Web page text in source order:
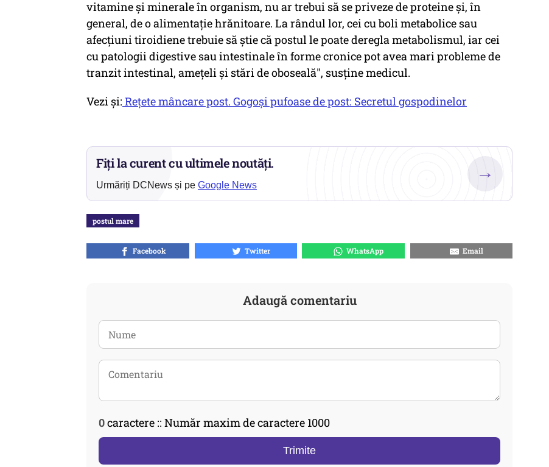
vitamine și minerale în organism, nu ar trebui să se priveze de proteine și, în
general, de o alimentație hrănitoare. La rândul lor, cei cu boli metabolice sau
afecțiuni tiroidiene trebuie să știe că postul le poate deregla metabolismul, iar cei
cu patologii digestive sau intestinale în forme cronice pot avea mari probleme de
tranzit intestinal, amețeli și stări de oboseală", susține medicul.
Vezi și: Rețete mâncare post. Gogoși pufoase de post: Secretul gospodinelor
Fiți la curent cu ultimele noutăți.
Urmăriți DCNews și pe Google News
→
postul mare
Facebook Twitter WhatsApp Email
Adaugă comentariu
0caractere :: Număr maxim de caractere 1000
Trimite